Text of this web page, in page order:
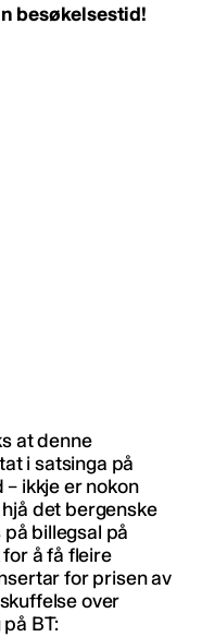
besøkelsestid!
at denne
i satsinga på
ikkje er nokon
det bergenske
billegsal på
å få fleire
for prisen av
over
BT: